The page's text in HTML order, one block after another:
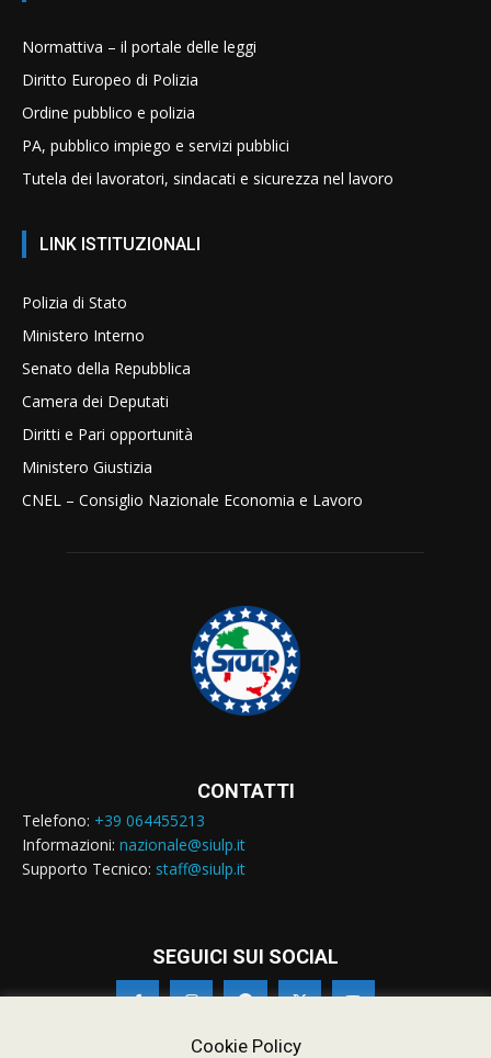
Normattiva – il portale delle leggi
Diritto Europeo di Polizia
Ordine pubblico e polizia
PA, pubblico impiego e servizi pubblici
Tutela dei lavoratori, sindacati e sicurezza nel lavoro
LINK ISTITUZIONALI
Polizia di Stato
Ministero Interno
Senato della Repubblica
Camera dei Deputati
Diritti e Pari opportunità
Ministero Giustizia
CNEL – Consiglio Nazionale Economia e Lavoro
CONTATTI
Telefono: +39 064455213
Informazioni: nazionale@siulp.it
Supporto Tecnico: staff@siulp.it
SEGUICI SUI SOCIAL
Cookie Policy